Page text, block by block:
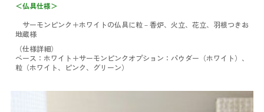
＜仏具仕様＞
サーモンピンク＋ホワイトの仏具に粒－香炉、火立、花立、羽根つきお
地蔵様
（仕様詳細）
ベース：ホワイト＋サーモンピンクオプション：パウダー（ホワイト）、
粒（ホワイト、ピンク、グリーン）